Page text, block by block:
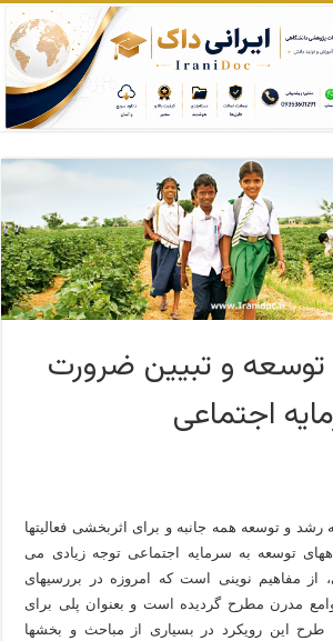
توسعه و تبیین ضرورت
اجتماعی
رشد و توسعه همه جانبه و برای اثربخشی فعالیتها
توسعه به سرمایه اجتماعی توجه زیادی می
از مفاهیم نوینی است که امروزه در بررسیهای
مدرن مطرح گردیده است و بعنوان پلی برای
این رویکرد در بسیاری از مباحث و بخشها